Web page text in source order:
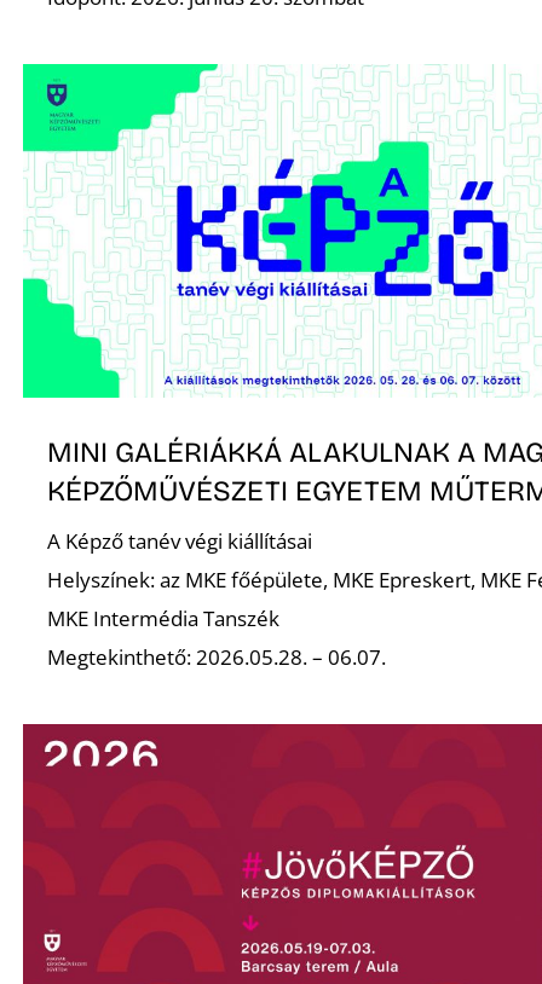
MINI GALÉRIÁKKÁ ALAKULNAK A
KÉPZŐMŰVÉSZETI EGYETEM
A Képző tanév végi kiállításai
Helyszínek: az MKE főépülete, MKE Epreskert, MKE
MKE Intermédia Tanszék
Megtekinthető: 2026.05.28. – 06.07.